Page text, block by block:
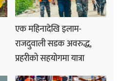
एक महिनादेखि इलाम-
राजदुवाली सडक अवरुद्ध,
प्रहरीको सहयोगमा यात्रा